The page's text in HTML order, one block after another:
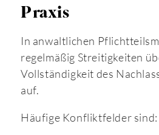
Praxis
In anwaltlichen
regelmäßig Streitigkeiten
Vollständigkeit des
auf.
Häufige Konfliktfelder sind: